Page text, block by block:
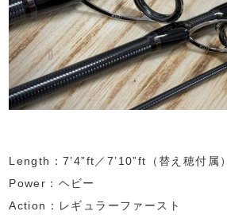
Length：7’4”ft／7’10”ft（替え穂付属）
Power：ヘビー
Action：レギュラーファースト